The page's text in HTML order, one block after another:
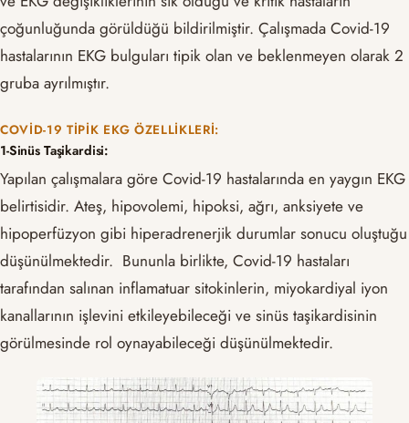
çoğunluğunda görüldüğü bildirilmiştir. Çalışmada Covid-19
hastalarının EKG bulguları tipik olan ve beklenmeyen olarak 2
gruba ayrılmıştır.
COVID-19 TIPIK EKG ÖZELLIKLERI:
1-Sinüs Taşikardisi:
Yapılan çalışmalara göre Covid-19 hastalarında en yaygın EKG
belirtisidir. Ateş, hipovolemi, hipoksi, ağrı, anksiyete ve
hipoperfüzyon gibi hiperadrenerjik durumlar sonucu oluştuğu
düşünülmektedir. Bununla birlikte, Covid-19 hastaları
tarafından salınan inflamatuar sitokinlerin, miyokardiyal iyon
kanallarının işlevini etkileyebileceği ve sinüs taşikardisinin
görülmesinde rol oynayabileceği düşünülmektedir.